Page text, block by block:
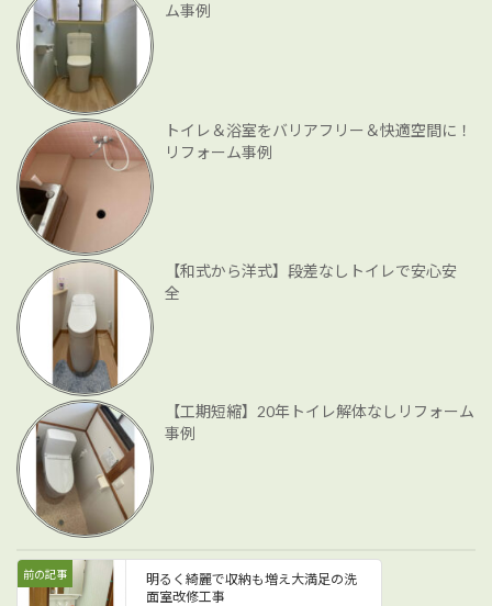
ム事例
トイレ＆浴室をバリアフリー＆快適空間に！
リフォーム事例
【和式から洋式】段差なしトイレで安心安
全
【工期短縮】20年トイレ解体なしリフォーム
事例
前の記事
明るく綺麗で収納も増え大満足の洗
面室改修工事